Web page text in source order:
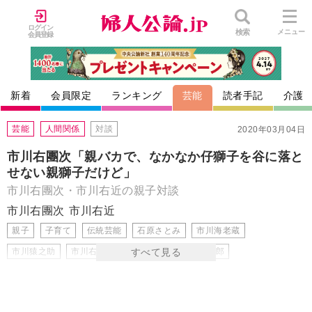
ログイン
会員登録
検索 メニュー
新着 会員限定 ランキング 芸能 読者手記 介護
2020年03月04日
芸能 人間関係 対談
市川右團次「親バカで、なかなか仔獅子を谷に落と
せない親獅子だけど」
市川右團次・市川右近の親子対談
市川右團次 市川右近
親子 子育て 伝統芸能 石原さとみ 市川海老蔵
市川猿之助 市川右團次 市川右近 市川團十郎